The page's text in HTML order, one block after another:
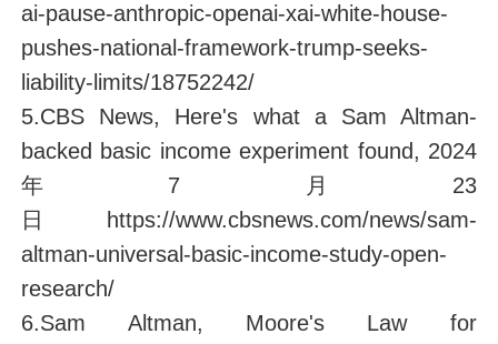
ai-pause-anthropic-openai-xai-white-house-
pushes-national-framework-trump-seeks-
liability-limits/18752242/
5.CBS News, Here's what a Sam Altman-
backed basic income experiment found, 2024
年7月23
日 https://www.cbsnews.com/news/sam-
altman-universal-basic-income-study-open-
research/
6.Sam Altman, Moore's Law for